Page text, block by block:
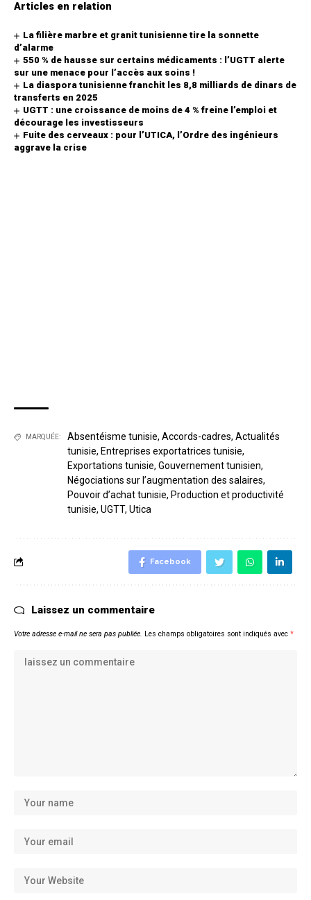
Articles en relation
La filière marbre et granit tunisienne tire la sonnette
d’alarme
550 % de hausse sur certains médicaments : l’UGTT alerte
sur une menace pour l’accès aux soins !
La diaspora tunisienne franchit les 8,8 milliards de dinars de
transferts en 2025
UGTT : une croissance de moins de 4 % freine l’emploi et
décourage les investisseurs
Fuite des cerveaux : pour l’UTICA, l’Ordre des ingénieurs
aggrave la crise
MARQUÉE: Absentéisme tunisie, Accords-cadres, Actualités
tunisie, Entreprises exportatrices tunisie,
Exportations tunisie, Gouvernement tunisien,
Négociations sur l’augmentation des salaires,
Pouvoir d’achat tunisie, Production et productivité
tunisie, UGTT, Utica
Facebook
Laissez un commentaire
Votre adresse e-mail ne sera pas publiée. Les champs obligatoires sont indiqués avec *